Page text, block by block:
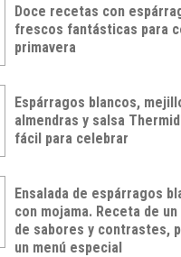
Doce recetas con
frescos fantásticas para
primavera
Espárragos blancos,
almendras y salsa
fácil para celebrar
Ensalada de espárragos
con mojama. Receta de
de sabores y contrastes,
un menú especial